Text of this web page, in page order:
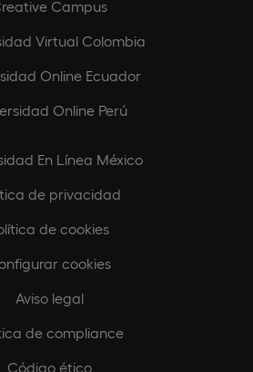
Campus
Virtual Colombia
Online Ecuador
Online Perú
En Línea México
de privacidad
de cookies
cookies
Aviso legal
de compliance
Código ético